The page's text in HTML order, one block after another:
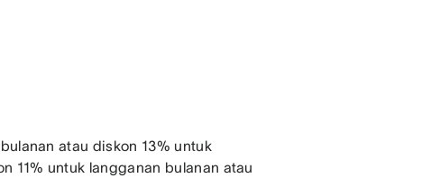
atau diskon 13% untuk
11% untuk langganan bulanan atau